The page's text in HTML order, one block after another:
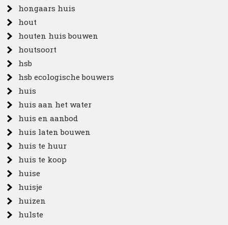
hongaars huis
hout
houten huis bouwen
houtsoort
hsb
hsb ecologische bouwers
huis
huis aan het water
huis en aanbod
huis laten bouwen
huis te huur
huis te koop
huise
huisje
huizen
hulste